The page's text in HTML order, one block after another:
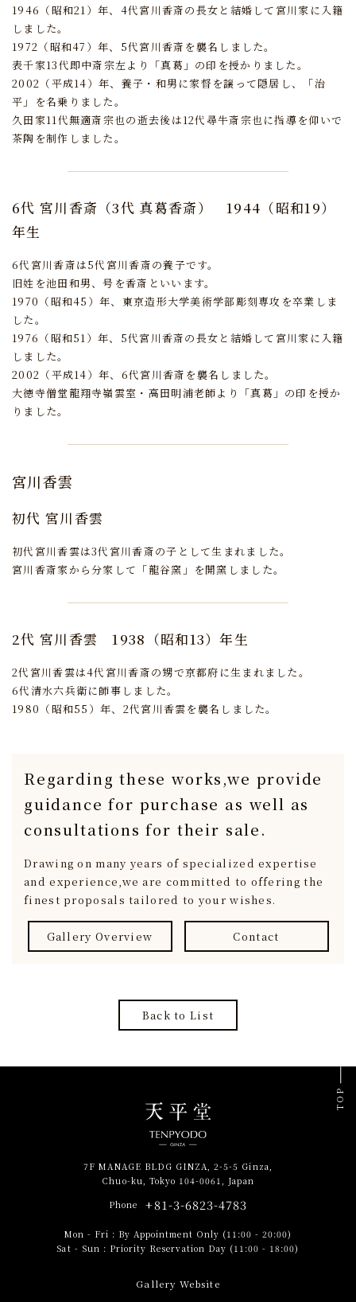
1946（昭和21）年、4代宮川香斎の長女と結婚して宮川家に入籍
しました。
1972（昭和47）年、5代宮川香斎を襲名しました。
表千家13代即中斎宗左より「真葛」の印を授かりました。
2002（平成14）年、養子・和男に家督を譲って隠居し、「治
平」を名乗りました。
久田家11代無適斎宗也の逝去後は12代尋牛斎宗也に指導を仰いで
茶陶を制作しました。
6代 宮川香斎（3代 真葛香斎）1944（昭和19）
年生
6代宮川香斎は5代宮川香斎の養子です。
旧姓を池田和男、号を香斎といいます。
1970（昭和45）年、東京造形大学美術学部彫刻専攻を卒業しま
した。
1976（昭和51）年、5代宮川香斎の長女と結婚して宮川家に入籍
しました。
2002（平成14）年、6代宮川香斎を襲名しました。
大徳寺僧堂龍翔寺嶺雲室・高田明浦老師より「真葛」の印を授か
りました。
宮川香雲
初代 宮川香雲
初代宮川香雲は3代宮川香斎の子として生まれました。
宮川香斎家から分家して「龍谷窯」を開窯しました。
2代 宮川香雲1938（昭和13）年生
2代宮川香雲は4代宮川香斎の甥で京都府に生まれました。
6代清水六兵衛に師事しました。
1980（昭和55）年、2代宮川香雲を襲名しました。
Regarding these works,we provide
guidance for purchase as well as
consultations for their sale.
Drawing on many years of specialized expertise
and experience,we are committed to offering the
finest proposals tailored to your wishes.
Gallery Overview Contact
Back to List
7F MANAGE BLDG GINZA, 2-5-5 Ginza,
Chuo-ku, Tokyo 104-0061, Japan
Phone
+81-3-6823-4783
Mon - Fri : By Appointment Only (11:00 - 20:00)
Sat - Sun : Priority Reservation Day (11:00 - 18:00)
Gallery Website
TOP